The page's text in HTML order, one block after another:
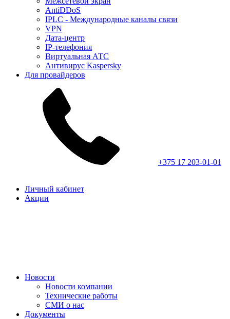
AntiDDoS
IPLC - Международные каналы связи
VPN
Дата-центр
IP-телефония
Виртуальная АТС
Антивирус Kaspersky
Для провайдеров
+375 17 203-01-01
Личный кабинет
Акции
Новости
Новости компании
Технические работы
СМИ о нас
Документы